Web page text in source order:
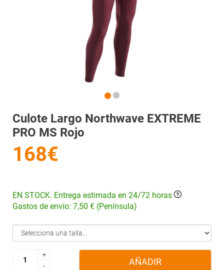
Culote Largo Northwave EXTREME
PRO MS Rojo
168€
EN STOCK. Entrega estimada en 24/72 horas
Gastos de envío: 7,50 € (Península)
+
-
+
-
AÑADIR